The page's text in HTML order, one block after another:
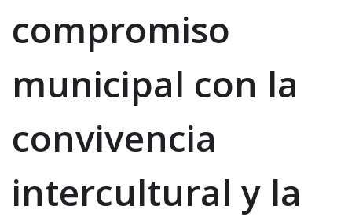
compromiso
municipal con la
convivencia
intercultural y la